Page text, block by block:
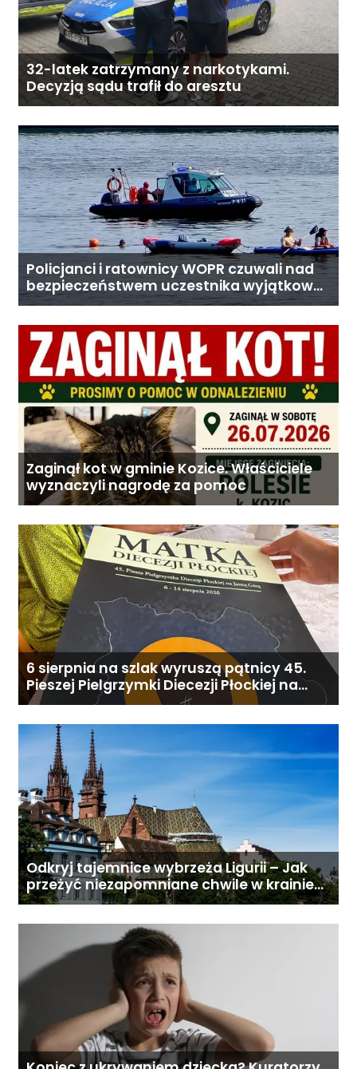
32-latek zatrzymany z narkotykami.
Decyzją sądu trafił do aresztu
Policjanci i ratownicy WOPR czuwali nad
bezpieczeństwem uczestnika wyjątkowej
wyprawy
Zaginął kot w gminie Kozice. Właściciele
wyznaczyli nagrodę za pomoc
6 sierpnia na szlak wyruszą pątnicy 45.
Pieszej Pielgrzymki Diecezji Płockiej na
Jasną Górę
Odkryj tajemnice wybrzeża Ligurii – Jak
przeżyć niezapomniane chwile w krainie
pesto i słońca